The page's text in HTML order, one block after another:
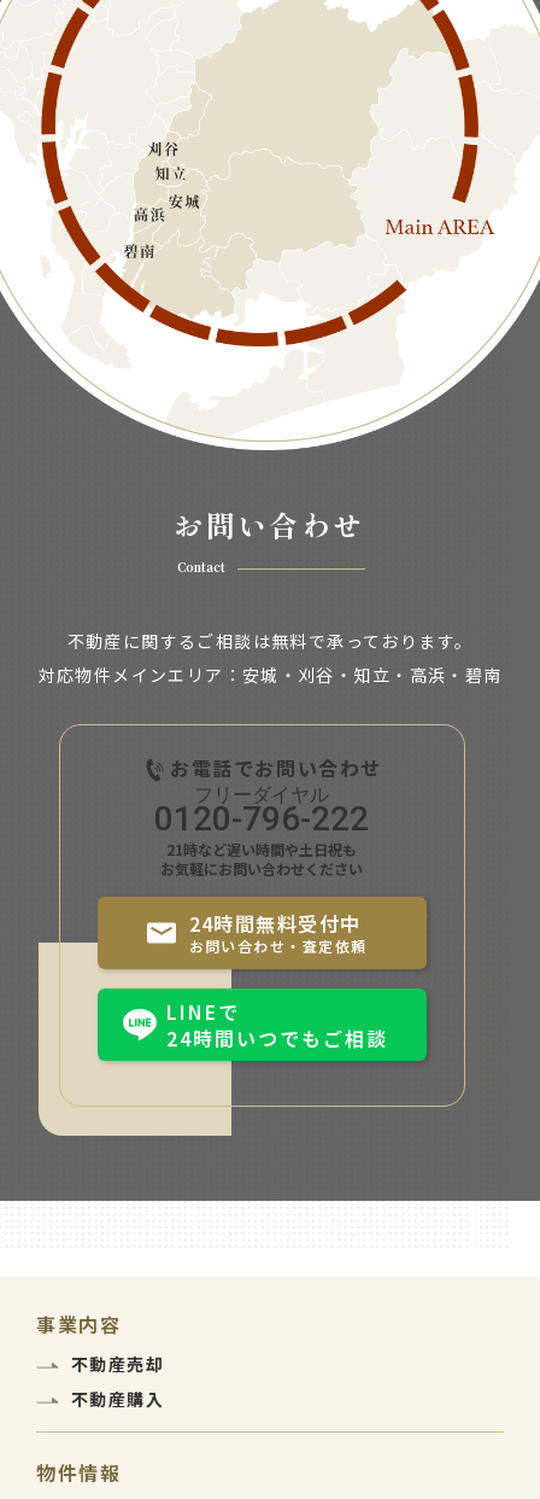
お問い合わせ
Contact
不動産に関するご相談は無料で承っております。
対応物件メインエリア：安城・刈谷・知立・ 高浜・碧南
お電話でお問い合わせ
0120-796-222
21時など遅い時間や土日祝も
お気軽にお問い合わせください
24時間無料受付中
お問い合わせ・査定依頼
LINEで
24時間いつでもご相談
事業内容
不動産売却
不動産購入
物件情報